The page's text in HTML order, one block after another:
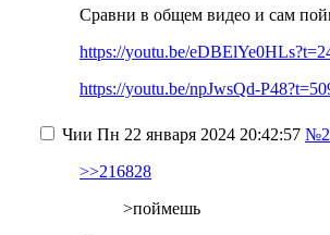
Сравни в общем видео и сам
https://youtu.be/
https://youtu.be/npJwsQd-
Чии Пн 22 января 2024 20:42:57
>>216828
>поймешь